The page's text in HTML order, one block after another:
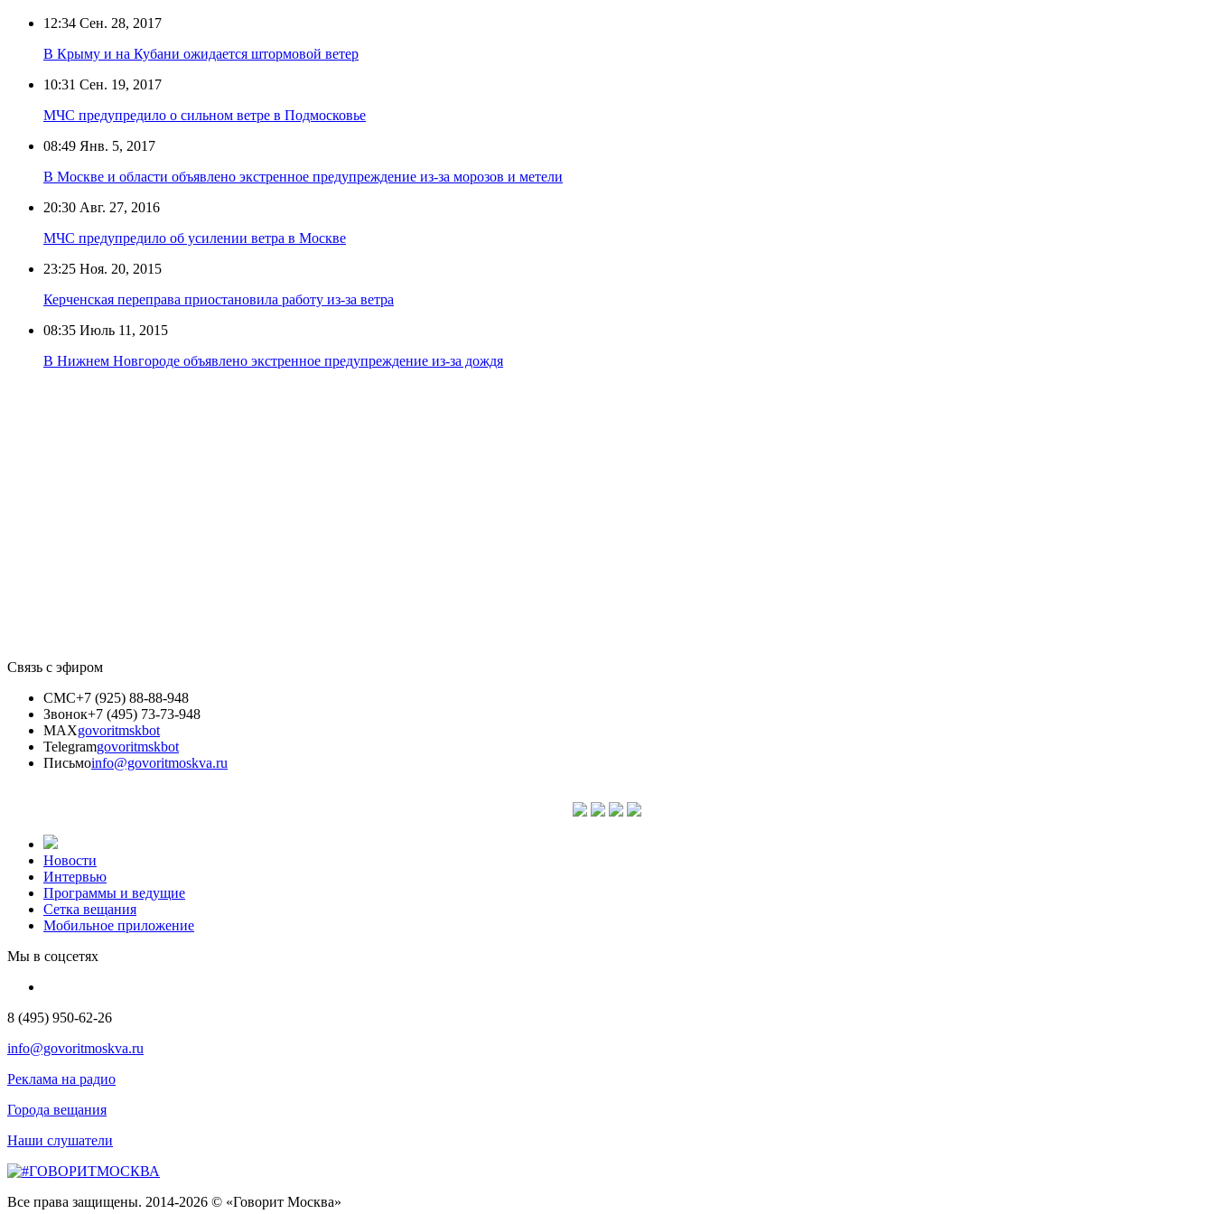
12:34 Сен. 28, 2017
В Крыму и на Кубани ожидается штормовой ветер
10:31 Сен. 19, 2017
МЧС предупредило о сильном ветре в Подмосковье
08:49 Янв. 5, 2017
В Москве и области объявлено экстренное предупреждение из-за морозов и метели
20:30 Авг. 27, 2016
МЧС предупредило об усилении ветра в Москве
23:25 Ноя. 20, 2015
Керченская переправа приостановила работу из-за ветра
08:35 Июль 11, 2015
В Нижнем Новгороде объявлено экстренное предупреждение из-за дождя
Связь с эфиром
СМС+7 (925) 88-88-948
Звонок+7 (495) 73-73-948
MAXgovoritmskbot
Telegramgovoritmskbot
Письмоinfo@govoritmoskva.ru
Новости
Интервью
Программы и ведущие
Сетка вещания
Мобильное приложение
Мы в соцсетях
8 (495) 950-62-26
info@govoritmoskva.ru
Реклама на радио
Города вещания
Наши слушатели
Все права защищены. 2014-2026 © «Говорит Москва»